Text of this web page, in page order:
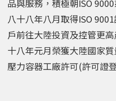
品與服務，積極朝ISO
八十八年八月取得ISO
戶前往大陸投資及控管更
十八年元月榮獲大陸國家
壓力容器工廠許可(許可證